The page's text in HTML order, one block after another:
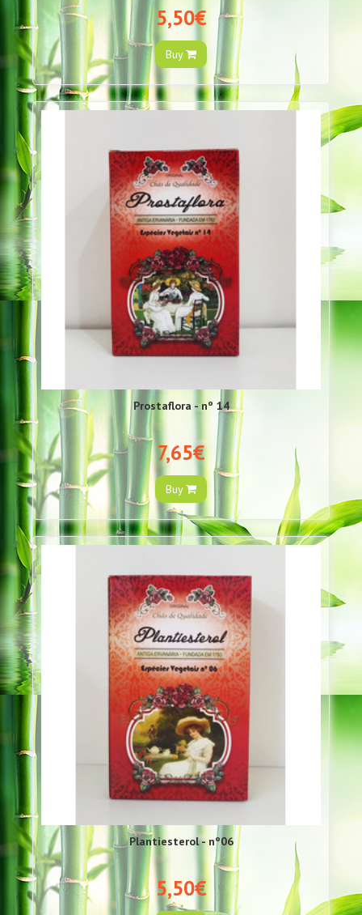
5,50€
Buy
Prostaflora - nº 14
7,65€
Buy
Plantiesterol - nº06
5,50€